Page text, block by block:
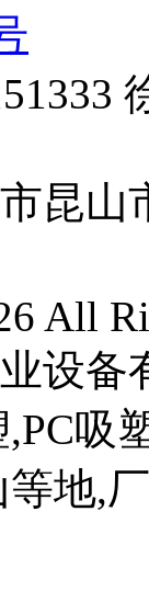
昆
All
设
吸
地,